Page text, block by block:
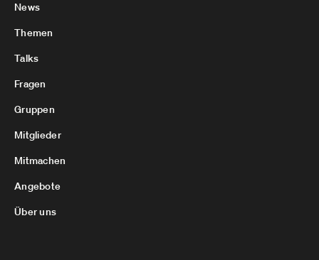
News
Themen
Talks
Fragen
Gruppen
Mitglieder
Mitmachen
Angebote
Über uns